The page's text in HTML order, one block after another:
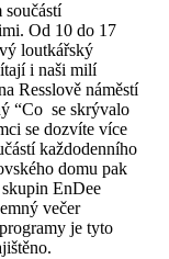
součástí
Od 10 do 17
loutkářský
i naši milí
Resslově náměstí
“Co se skrývalo
se dozvíte více
každodenního
domu pak
EnDee
večer
je tyto